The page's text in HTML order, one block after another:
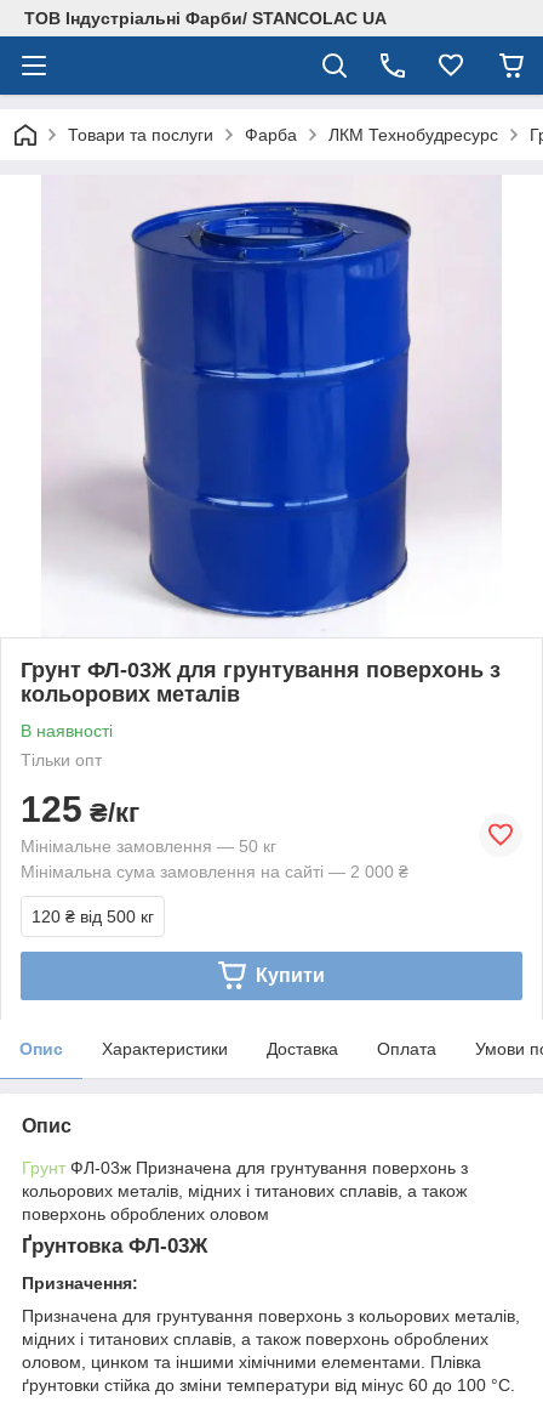
ТОВ Індустріальні Фарби/ STANCOLAC UA
Товари та послуги Фарба ЛКМ Технобудресурс
Грунт ФЛ-03Ж для грунтування поверхонь з
кольорових металів
В наявності
Тільки опт
125 ₴/кг
Мінімальне замовлення — 50 кг
Мінімальна сума замовлення на сайті — 2 000 ₴
120 ₴ від 500 кг
Купити
Опис Характеристики Доставка Оплата Умови
Опис
Грунт ФЛ-03ж Призначена для грунтування поверхонь з
кольорових металів, мідних і титанових сплавів, а також
поверхонь оброблених оловом
Ґрунтовка ФЛ-03Ж
Призначення:
Призначена для грунтування поверхонь з кольорових металів,
мідних і титанових сплавів, а також поверхонь оброблених
оловом, цинком та іншими хімічними елементами. Плівка
ґрунтовки стійка до зміни температури від мінус 60 до 100 °С.